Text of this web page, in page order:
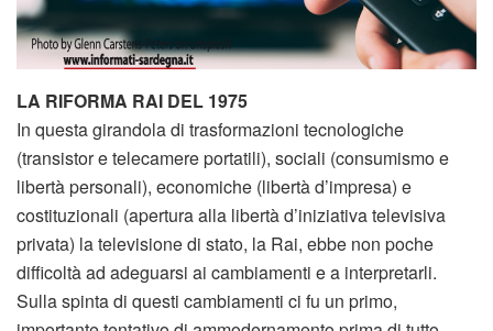
LA RIFORMA RAI DEL 1975
In questa girandola di trasformazioni tecnologiche
(transistor e telecamere portatili), sociali (consumismo e
libertà personali), economiche (libertà d’impresa) e
costituzionali (apertura alla libertà d’iniziativa televisiva
privata) la televisione di stato, la Rai, ebbe non poche
difficoltà ad adeguarsi ai cambiamenti e a interpretarli.
Sulla spinta di questi cambiamenti ci fu un primo,